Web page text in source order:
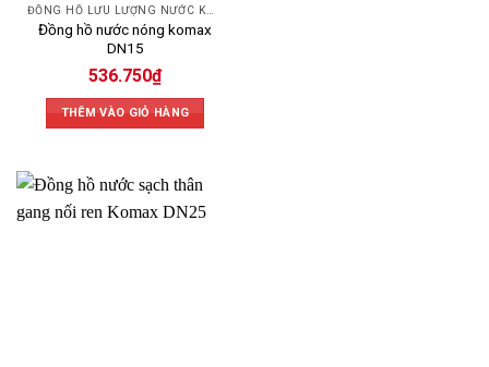
Đồng hồ nước nóng komax
DN15
536.750₫
THÊM VÀO GIỎ HÀNG